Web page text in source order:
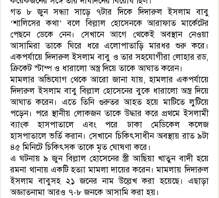
গত ৮ জুন সন্ধ্যা সাড়ে ৭টার দিকে দিদারুল ইসলাম বাবু
‘শালিসের কথা’ বলে বিল্লাল হোসেনকে আরাফাত মার্কেটের
পেছনে ডেকে নেন। সেখানে আগে থেকেই অবস্থান নেওয়া
আসামিরা তাকে ঘিরে ধরে এলোপাতাড়ি মারধর শুরু করে।
একপর্যায়ে দিদারুল ইসলাম বাবু ও তার সহযোগীরা লোহার রড,
ক্রিকেট স্টাম্প ও ধারালো অস্ত্র দিয়ে তাকে আঘাত করেন।
মামলার অভিযোগ থেকে আরো জানা যায়, হামলার একপর্যায়ে
দিদারুল ইসলাম বাবু বিল্লাল হোসেনের বুকে ধারালো অস্ত্র দিয়ে
আঘাত করেন। এতে তিনি গুরুতর আহত হয়ে মাটিতে লুটিয়ে
পড়েন। পরে স্থানীয় লোকজন তাকে উদ্ধার করে প্রথমে ইসলামী
ব্যাংক হাসপাতালে এবং পরে ঢাকা মেডিকেল কলেজ
হাসপাতালে ভর্তি করান। সেখানে চিকিৎসাধীন অবস্থায় রাত ৯টা
৪৫ মিনিটে চিকিৎসক তাকে মৃত ঘোষণা করে।
এ ঘটনায় ৯ জুন বিল্লাল হোসেনের স্ত্রী আছিয়া খাতুন বাদী হয়ে
রমনা থানায় একটি হত্যা মামলা দায়ের করেন। মামলায় দিদারুল
ইসলাম বাবুসহ ২১ জনের নাম উল্লেখ করা হয়েছে। এছাড়া
অজ্ঞাতনামা আরও ৭-৮ জনকে আসামি করা হয়।